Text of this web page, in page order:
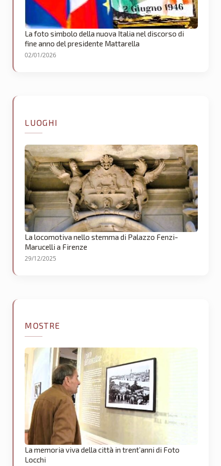
La foto simbolo della nuova Italia nel discorso di
fine anno del presidente Mattarella
02/01/2026
LUOGHI
La locomotiva nello stemma di Palazzo Fenzi-
Marucelli a Firenze
29/12/2025
MOSTRE
La memoria viva della città in trent’anni di Foto
Locchi